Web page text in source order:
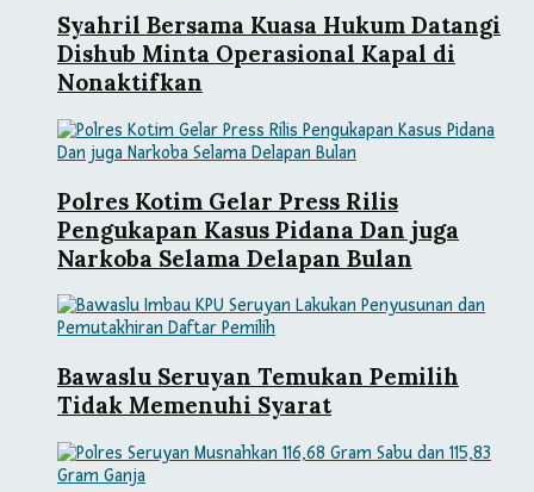
Syahril Bersama Kuasa Hukum Datangi
Dishub Minta Operasional Kapal di
Nonaktifkan
Polres Kotim Gelar Press Rilis
Pengukapan Kasus Pidana Dan juga
Narkoba Selama Delapan Bulan
Bawaslu Seruyan Temukan Pemilih
Tidak Memenuhi Syarat